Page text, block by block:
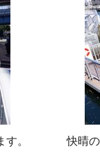
。
快晴